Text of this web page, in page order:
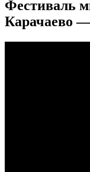
Фестиваль
Карачаево